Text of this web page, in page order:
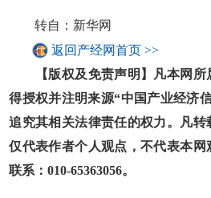
转自：新华网
返回产经网首页 >>
【版权及免责声明】凡本网所
得授权并注明来源“中国产业经济
追究其相关法律责任的权力。凡转
仅代表作者个人观点，不代表本
联系：010-65363056。